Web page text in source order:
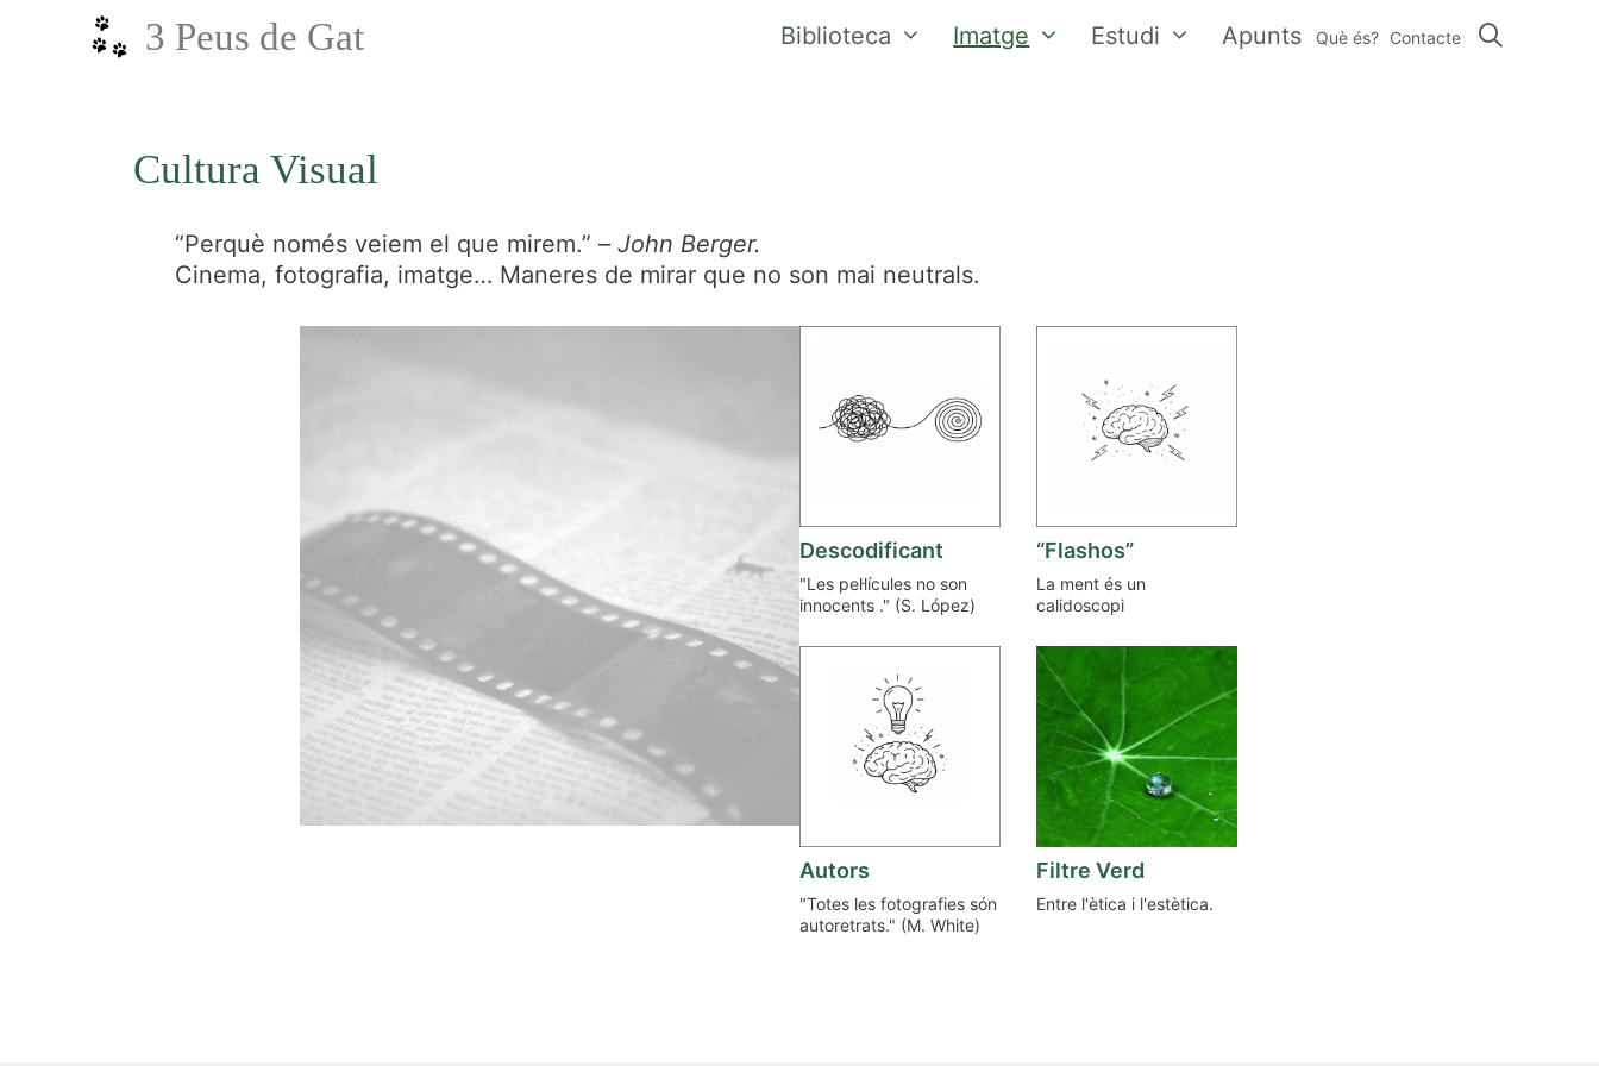
3 Peus de Gat Biblioteca Imatge Estudi Apunts Què és? Contacte
Cultura Visual
“Perquè només veiem el que mirem.” – John Berger.
Cinema, fotografia, imatge… Maneres de mirar que no son mai neutrals.
Descodificant
"Les pel·lícules no son
innocents ." (S. López)
“Flashos”
La ment és un
calidoscopi
Autors
"Totes les fotografies són
autoretrats." (M. White)
Filtre Verd
Entre l'ètica i l'estètica.